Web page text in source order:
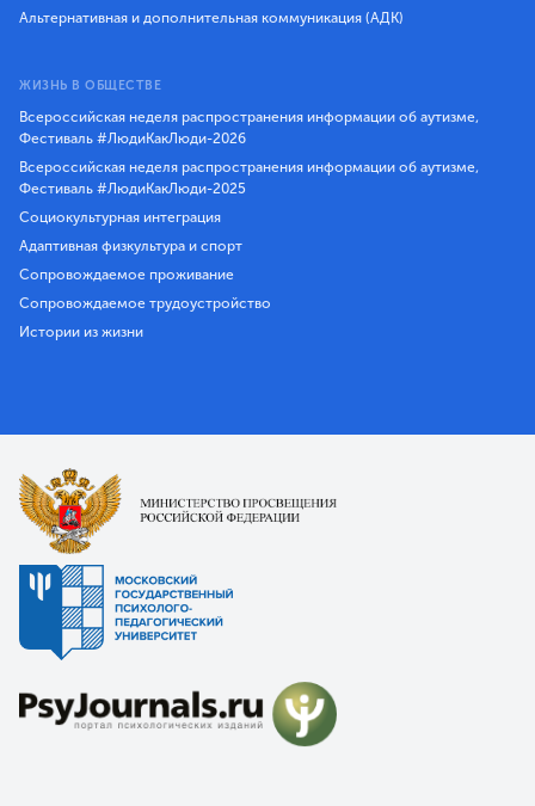
Альтернативная и дополнительная коммуникация (АДК)
ЖИЗНЬ В ОБЩЕСТВЕ
Всероссийская неделя распространения информации об аутизме,
Фестиваль #ЛюдиКакЛюди-2026
Всероссийская неделя распространения информации об аутизме,
Фестиваль #ЛюдиКакЛюди-2025
Социокультурная интеграция
Адаптивная физкультура и спорт
Сопровождаемое проживание
Сопровождаемое трудоустройство
Истории из жизни